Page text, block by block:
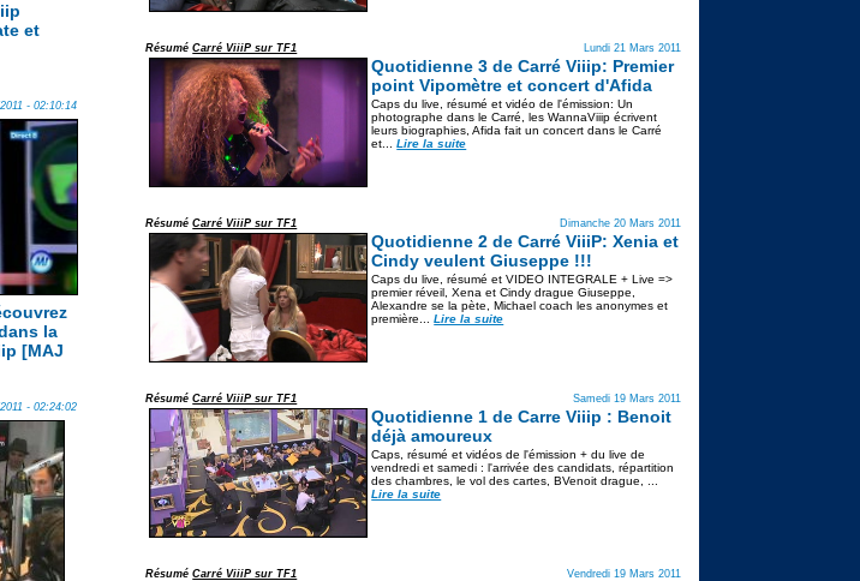
et
- 02:10:14
la
[MAJ
- 02:24:02
RésuméCarré ViiiP sur TF1 Lundi 21 Mars 2011
Quotidienne 3 de Carré Viiip: Premier
point Vipomètre et concert d'Afida
Caps du live, résumé et vidéo de l'émission: Un
photographe dans le Carré, les WannaViiip écrivent
leurs biographies, Afida fait un concert dans le Carré
et...Lire la suite
RésuméCarré ViiiP sur TF1 Dimanche 20 Mars 2011
Quotidienne 2 de Carré ViiiP: Xenia et
Cindy veulent Giuseppe !!!
Caps du live, résumé et VIDEO INTEGRALE + Live =>
premier réveil, Xena et Cindy drague Giuseppe,
Alexandre se la pète, Michael coach les anonymes et
première...Lire la suite
RésuméCarré ViiiP sur TF1 Samedi 19 Mars 2011
Quotidienne 1 de Carre Viiip : Benoit
déjà amoureux
Caps, résumé et vidéos de l'émission + du live de
vendredi et samedi : l'arrivée des candidats, répartition
des chambres, le vol des cartes, BVenoit drague, ...
Lire la suite
RésuméCarré ViiiP sur TF1 Vendredi 19 Mars 2011